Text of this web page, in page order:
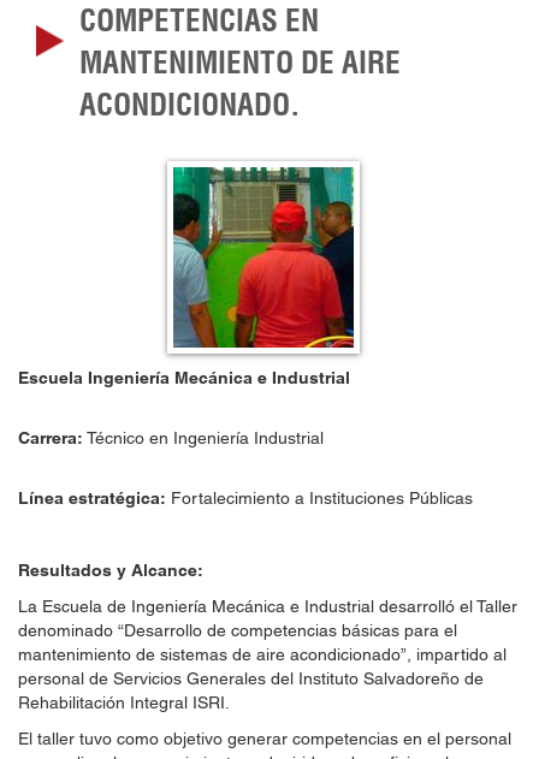
COMPETENCIAS EN
MANTENIMIENTO DE AIRE
ACONDICIONADO.
Escuela Ingeniería Mecánica e Industrial
Carrera: Técnico en Ingeniería Industrial
Línea estratégica: Fortalecimiento a Instituciones Públicas
Resultados y Alcance:
La Escuela de Ingeniería Mecánica e Industrial desarrolló el Taller
denominado “Desarrollo de competencias básicas para el
mantenimiento de sistemas de aire acondicionado”, impartido al
personal de Servicios Generales del Instituto Salvadoreño de
Rehabilitación Integral ISRI.
El taller tuvo como objetivo generar competencias en el personal